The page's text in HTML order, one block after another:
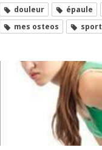
douleur épaule
mes osteos
sport